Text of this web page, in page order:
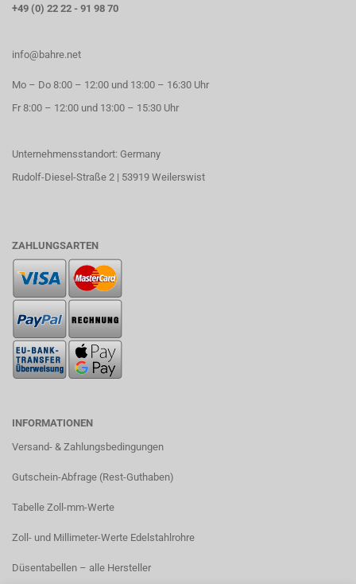
+49 (0) 22 22 - 91 98 70
info@bahre.net
Mo – Do 8:00 – 12:00 und 13:00 – 16:30 Uhr
Fr 8:00 – 12:00 und 13:00 – 15:30 Uhr
Unternehmensstandort: Germany
Rudolf-Diesel-Straße 2 | 53919 Weilerswist
ZAHLUNGSARTEN
INFORMATIONEN
Versand- & Zahlungsbedingungen​
Gutschein-Abfrage (Rest-Guthaben)
Tabelle Zoll-mm-Werte
Zoll- und Millimeter-Werte Edelstahlrohre
Düsentabellen – alle Hersteller